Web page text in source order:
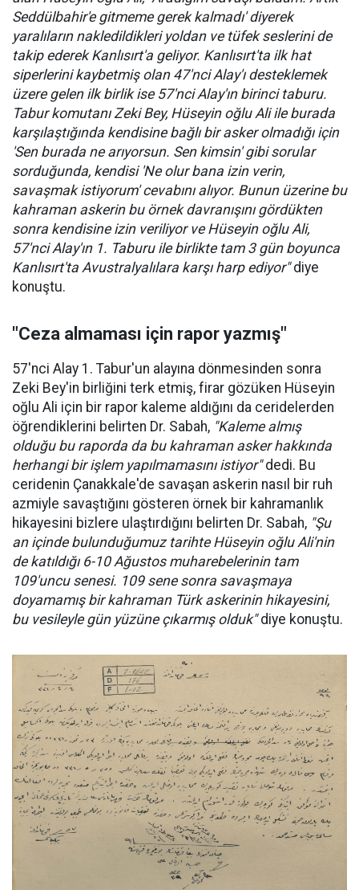
Seddülbahir'e gitmeme gerek kalmadı' diyerek
yaralıların nakledildikleri yoldan ve tüfek seslerini de
takip ederek Kanlısırt'a geliyor. Kanlısırt'ta ilk hat
siperlerini kaybetmiş olan 47'nci Alay'ı desteklemek
üzere gelen ilk birlik ise 57'nci Alay'ın birinci taburu.
Tabur komutanı Zeki Bey, Hüseyin oğlu Ali ile burada
karşılaştığında kendisine bağlı bir asker olmadığı için
'Sen burada ne arıyorsun. Sen kimsin' gibi sorular
sorduğunda, kendisi 'Ne olur bana izin verin,
savaşmak istiyorum' cevabını alıyor. Bunun üzerine bu
kahraman askerin bu örnek davranışını gördükten
sonra kendisine izin veriliyor ve Hüseyin oğlu Ali,
57'nci Alay'ın 1. Taburu ile birlikte tam 3 gün boyunca
Kanlısırt'ta Avustralyalılara karşı harp ediyor"diye
konuştu.
"Ceza almaması için rapor yazmış"
57'nci Alay 1. Tabur'un alayına dönmesinden sonra
Zeki Bey'in birliğini terk etmiş, firar gözüken Hüseyin
oğlu Ali için bir rapor kaleme aldığını da ceridelerden
öğrendiklerini belirten Dr. Sabah, "Kaleme almış
olduğu bu raporda da bu kahraman asker hakkında
herhangi bir işlem yapılmamasını istiyor"dedi. Bu
ceridenin Çanakkale'de savaşan askerin nasıl bir ruh
azmiyle savaştığını gösteren örnek bir kahramanlık
hikayesini bizlere ulaştırdığını belirten Dr. Sabah, "Şu
an içinde bulunduğumuz tarihte Hüseyin oğlu Ali'nin
de katıldığı 6-10 Ağustos muharebelerinin tam
109'uncu senesi. 109 sene sonra savaşmaya
doyamamış bir kahraman Türk askerinin hikayesini,
bu vesileyle gün yüzüne çıkarmış olduk"diye konuştu.